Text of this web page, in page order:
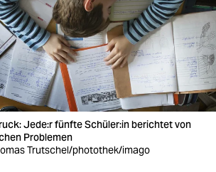
Je­de:r fünfte Schü­le­r:in berichtet von
Problemen
Trutschel/photothek/imago